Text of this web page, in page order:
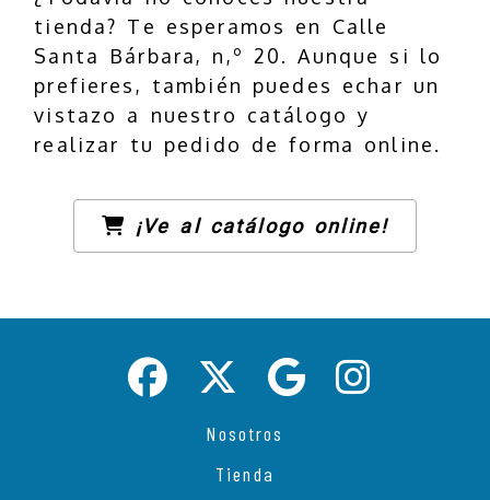
tienda? Te esperamos en Calle
Santa Bárbara, n,º 20. Aunque si lo
prefieres, también puedes echar un
vistazo a nuestro catálogo y
realizar tu pedido de forma online.
¡Ve al catálogo online!
Nosotros
Tienda